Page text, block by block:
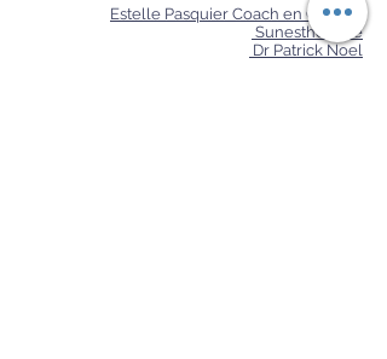
Estelle Pasquier Coach en Obésité
Sunesthetique
Dr Patrick Noel